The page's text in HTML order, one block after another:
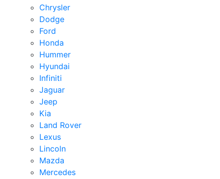
Chrysler
Dodge
Ford
Honda
Hummer
Hyundai
Infiniti
Jaguar
Jeep
Kia
Land Rover
Lexus
Lincoln
Mazda
Mercedes